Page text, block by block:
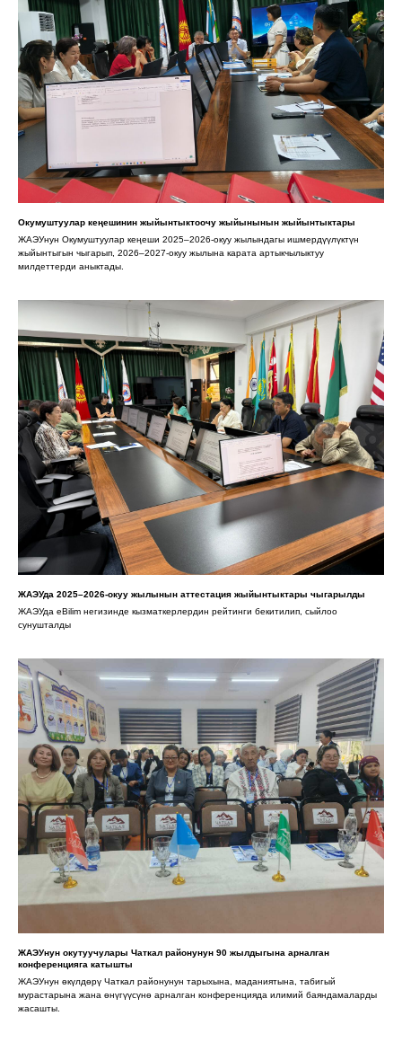
Окумуштуулар кеңешинин жыйынтыктоочу жыйынынын жыйынтыктары
ЖАЭУнун Окумуштуулар кеңеши 2025–2026-окуу жылындагы ишмердүүлүктүн
жыйынтыгын чыгарып, 2026–2027-окуу жылына карата артыкчылыктуу
милдеттерди аныктады.
ЖАЭУда 2025–2026-окуу жылынын аттестация жыйынтыктары чыгарылды
ЖАЭУда eBilim негизинде кызматкерлердин рейтинги бекитилип, сыйлоо
сунушталды
ЖАЭУнун окутуучулары Чаткал районунун 90 жылдыгына арналган
конференцияга катышты
ЖАЭУнун өкүлдөрү Чаткал районунун тарыхына, маданиятына, табигый
мурастарына жана өнүгүүсүнө арналган конференцияда илимий баяндамаларды
жасашты.